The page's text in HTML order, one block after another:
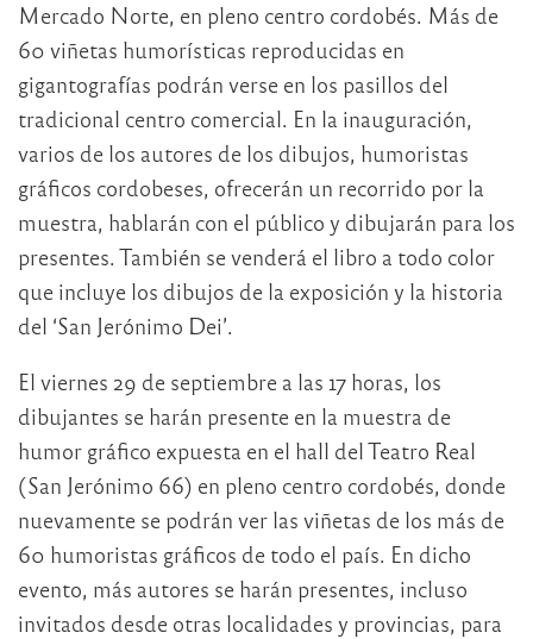
Mercado Norte, en pleno centro cordobés. Más de
60 viñetas humorísticas reproducidas en
gigantografías podrán verse en los pasillos del
tradicional centro comercial. En la inauguración,
varios de los autores de los dibujos, humoristas
gráficos cordobeses, ofrecerán un recorrido por la
muestra, hablarán con el público y dibujarán para los
presentes. También se venderá el libro a todo color
que incluye los dibujos de la exposición y la historia
del ‘San Jerónimo Dei’.
El viernes 29 de septiembre a las 17 horas, los
dibujantes se harán presente en la muestra de
humor gráfico expuesta en el hall del Teatro Real
(San Jerónimo 66) en pleno centro cordobés, donde
nuevamente se podrán ver las viñetas de los más de
60 humoristas gráficos de todo el país. En dicho
evento, más autores se harán presentes, incluso
invitados desde otras localidades y provincias, para